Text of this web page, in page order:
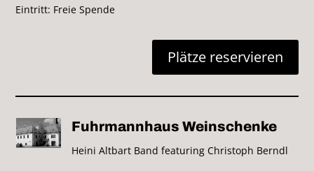
Eintritt: Freie Spende
Plätze reservieren
Fuhrmannhaus Weinschenke
Heini Altbart Band featuring Christoph Berndl